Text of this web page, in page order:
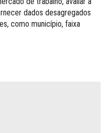
dados desagregados
como município, faixa